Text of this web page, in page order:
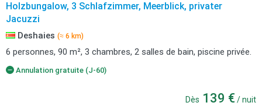
Holzbungalow, 3 Schlafzimmer, Meerblick, privater
Jacuzzi
Deshaies (≈ 6 km)
6 personnes, 90 m², 3 chambres, 2 salles de bain, piscine privée.
Annulation gratuite (J-60)
Dès 139 € / nuit